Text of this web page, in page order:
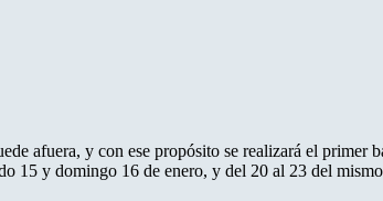
afuera, y con ese propósito se realizará el primer
15 y domingo 16 de enero, y del 20 al 23 del